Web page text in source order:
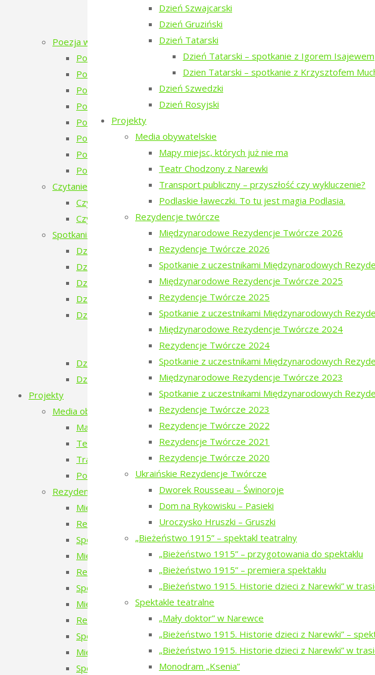
Dzień Szwajcarski
Dzień Gruziński
Dzień Tatarski
Dzień Tatarski – spotkanie z Igorem Isajewem
Dzien Tatarski – spotkanie z Krzysztofem
Dzień Szwedzki
Dzień Rosyjski
Projekty
Media obywatelskie
Mapy miejsc, których już nie ma
Teatr Chodzony z Narewki
Transport publiczny – przyszłość czy wykluczenie?
Podlaskie ławeczki. To tu jest magia Podlasia.
Rezydencje twórcze
Międzynarodowe Rezydencje Twórcze 2026
Rezydencje Twórcze 2026
Spotkanie z uczestnikami Międzynarodowych
Międzynarodowe Rezydencje Twórcze 2025
Rezydencje Twórcze 2025
Spotkanie z uczestnikami Międzynarodowych
Międzynarodowe Rezydencje Twórcze 2024
Rezydencje Twórcze 2024
Spotkanie z uczestnikami Międzynarodowych
Międzynarodowe Rezydencje Twórcze 2023
Spotkanie z uczestnikami Międzynarodowych
Rezydencje Twórcze 2023
Rezydencje Twórcze 2022
Rezydencje Twórcze 2021
Rezydencje Twórcze 2020
Ukraińskie Rezydencje Twórcze
Dworek Rousseau – Świnoroje
Dom na Rykowisku – Pasieki
Uroczysko Hruszki – Gruszki
„Bieżeństwo 1915” – spektakl teatralny
„Bieżeństwo 1915” – przygotowania do spektaklu
„Bieżeństwo 1915” – premiera spektaklu
„Bieżeństwo 1915. Historie dzieci z Narewki” w
Spektakle teatralne
„Mały doktor” w Narewce
„Bieżeństwo 1915. Historie dzieci z Narewki” ⁠–⁠
„Bieżeństwo 1915. Historie dzieci z Narewki” w
Monodram „Ksenia”
Warsztaty: Pamiętajmy o ogrodach
Monodram „Ksenia”
Poezja w Puszczy
Poezja w Puszczy – 7. edycja – 2026
Poezja w Puszczy – 6. edycja – 2025
Poezja w Puszczy – 5. edycja – 2024
Poezja w Puszczy – 4. edycja – 2023
Poezja w Puszczy – 4 edycja 2023 – zapowiedź
Poezja w Puszczy – 3. edycja
Poezja w Puszczy – 2. edycja
Poezja w Puszczy i Bieżeństwo
Czytanie Puszczy
Czytanie Puszczy (2025)
Czytanie Puszczy (2026)
Spotkania na Granicy
Dzień Ukraiński
Dzień Białoruski
Dzień Szwajcarski
Dzień Gruziński
Dzień Tatarski
Dzień Tatarski – spotkanie z Igorem Isajewem
Dzien Tatarski – spotkanie z Krzysztofem Mucharskim
Dzień Szwedzki
Dzień Rosyjski
Projekty
Media obywatelskie
Mapy miejsc, których już nie ma
Teatr Chodzony z Narewki
Transport publiczny – przyszłość czy wykluczenie?
Podlaskie ławeczki. To tu jest magia Podlasia.
Rezydencje twórcze
Międzynarodowe Rezydencje Twórcze 2026
Rezydencje Twórcze 2026
Spotkanie z uczestnikami Międzynarodowych Rezydencji Twórczych 2026
Międzynarodowe Rezydencje Twórcze 2025
Rezydencje Twórcze 2025
Spotkanie z uczestnikami Międzynarodowych Rezydencji Twórczych
Międzynarodowe Rezydencje Twórcze 2024
Rezydencje Twórcze 2024
Spotkanie z uczestnikami Międzynarodowych Rezydencji Twórczych
Międzynarodowe Rezydencje Twórcze 2023
Spotkanie z uczestnikami Międzynarodowych Rezydencji Twórczych w